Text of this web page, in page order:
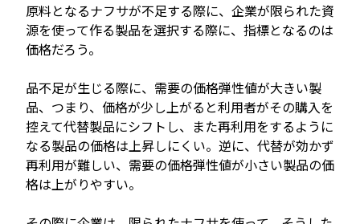
原料となるナフサが不足する際に、企業が限られた資
源を使って作る製品を選択する際に、指標となるのは
価格だろう。
品不足が生じる際に、需要の価格弾性値が大きい製
品、つまり、価格が少し上がると利用者がその購入を
控えて代替製品にシフトし、また再利用をするように
なる製品の価格は上昇しにくい。逆に、代替が効かず
再利用が難しい、需要の価格弾性値が小さい製品の価
格は上がりやすい。